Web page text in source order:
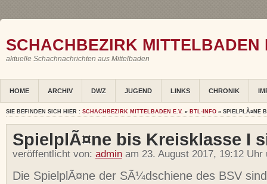
SCHACHBEZIRK MITTELBADEN
aktuelle Schachnachrichten aus Mittelbaden
HOME ARCHIV DWZ JUGEND LINKS CHRONIK
SIE BEFINDEN SICH HIER : SCHACHBEZIRK MITTELBADEN E.V. » BTL-INFO » SPIELPLÃ¤NE
SpielplÃ¤ne bis Kreisklasse I
veröffentlicht von: admin am 23. August 2017, 19:12
Die SpielplÃ¤ne der SÃ¼dschiene des BSV